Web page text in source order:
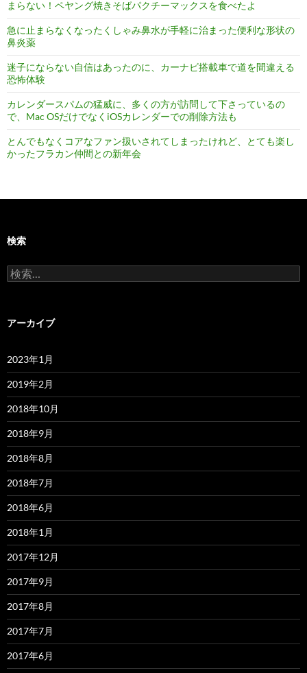
まらない！ペヤング焼きそばパクチーマックスを食べたよ
急に止まらなくなったくしゃみ鼻水が手軽に治まった便利な形状の
鼻炎薬
迷子にならない自信はあったのに、カーナビ搭載車で道を間違える
恐怖体験
カレンダースパムの猛威に、多くの方が訪問して下さっているの
で、Mac OSだけでなくiOSカレンダーでの削除方法も
とんでもなくコアなファン扱いされてしまったけれど、とても楽し
かったフラカン仲間との新年会
検索
検
索:
アーカイブ
2023年1月
2019年2月
2018年10月
2018年9月
2018年8月
2018年7月
2018年6月
2018年1月
2017年12月
2017年9月
2017年8月
2017年7月
2017年6月